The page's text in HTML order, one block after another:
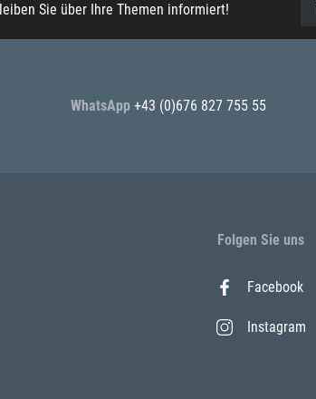
Sie über Ihre Themen informiert!
WhatsApp +43 (0)676 827 755 55
Folgen Sie uns
Facebook
Instagram